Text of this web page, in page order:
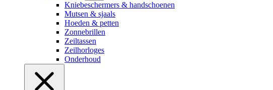
Kniebeschermers & handschoenen
Mutsen & sjaals
Hoeden & petten
Zonnebrillen
Zeiltassen
Zeilhorloges
Onderhoud